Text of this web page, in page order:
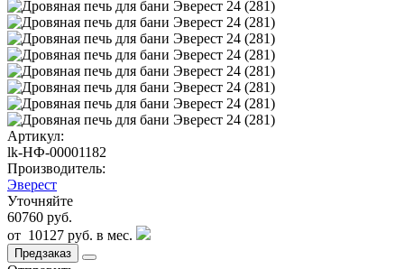
Артикул:
lk-НФ-00001182
Производитель:
Эверест
Уточняйте
60760 руб.
от 10127 руб. в мес.
Предзаказ